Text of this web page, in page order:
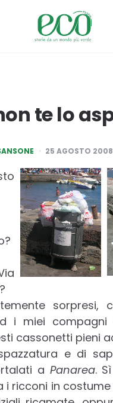
te lo
25 AGOSTO 2008
sorpresi,
i miei compagni
cassonetti pieni
e di
a Panarea.
i ricconi in